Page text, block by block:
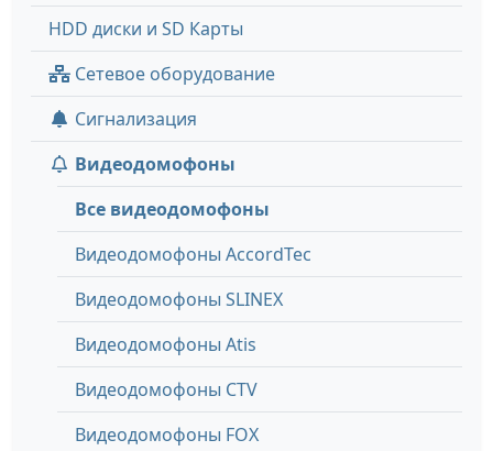
HDD диски и SD Карты
Сетевое оборудование
Сигнализация
Видеодомофоны
Все видеодомофоны
Видеодомофоны AccordTec
Видеодомофоны SLINEX
Видеодомофоны Atis
Видеодомофоны CTV
Видеодомофоны FOX